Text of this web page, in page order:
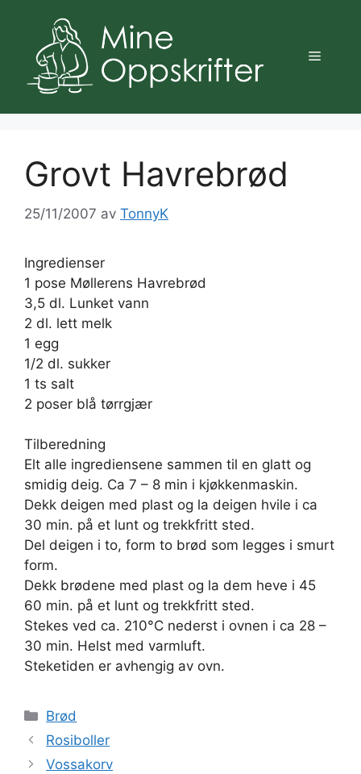
innhold
Meny
Grovt Havrebrød
25/11/2007 av TonnyK
Ingredienser
1 pose Møllerens Havrebrød
3,5 dl. Lunket vann
2 dl. lett melk
1 egg
1/2 dl. sukker
1 ts salt
2 poser blå tørrgjær
Tilberedning
Elt alle ingrediensene sammen til en glatt og
smidig deig. Ca 7 – 8 min i kjøkkenmaskin.
Dekk deigen med plast og la deigen hvile i ca
30 min. på et lunt og trekkfritt sted.
Del deigen i to, form to brød som legges i smurt
form.
Dekk brødene med plast og la dem heve i 45 
60 min. på et lunt og trekkfritt sted.
Stekes ved ca. 210°C nederst i ovnen i ca 28 –
30 min. Helst med varmluft.
Steketiden er avhengig av ovn.
Kategorier
Brød
Rosiboller
Vossakorv